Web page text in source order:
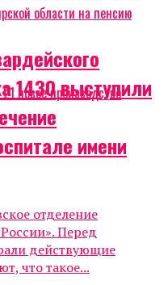
области на пенсию
новое производство
1430 выступили
имени
отделение
Перед
действующие
что такое...